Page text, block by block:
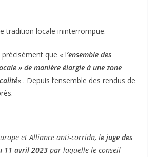
tradition locale ininterrompue.
que « l’ensemble des
» de manière élargie à une zone
« . Depuis l’ensemble des rendus de
et Alliance anti-corrida, le juge des
11 avril 2023 par laquelle le conseil
ACTUALITÉS TAURINES
CHRONIQUES TAURINES 2026